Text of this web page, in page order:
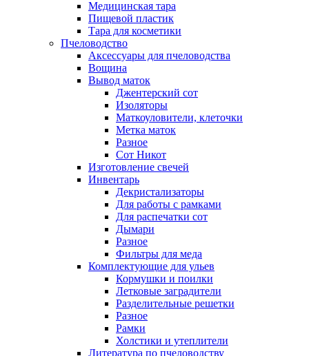
Медицинская тара
Пищевой пластик
Тара для косметики
Пчеловодство
Аксессуары для пчеловодства
Вощина
Вывод маток
Джентерский сот
Изоляторы
Маткоуловители, клеточки
Метка маток
Разное
Сот Никот
Изготовление свечей
Инвентарь
Декристализаторы
Для работы с рамками
Для распечатки сот
Дымари
Разное
Фильтры для меда
Комплектующие для ульев
Кормушки и поилки
Летковые заградители
Разделительные решетки
Разное
Рамки
Холстики и утеплители
Литература по пчеловодству